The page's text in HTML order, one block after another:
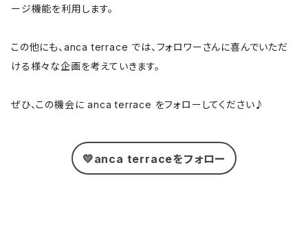
ージ機能を利用します。
この他にも、anca terrace では、フォロワーさんに喜んでいただ
ける様々な企画を考えていきます。
ぜひ、この機会に anca terrace をフォローしてください♪
💛anca terraceをフォロー